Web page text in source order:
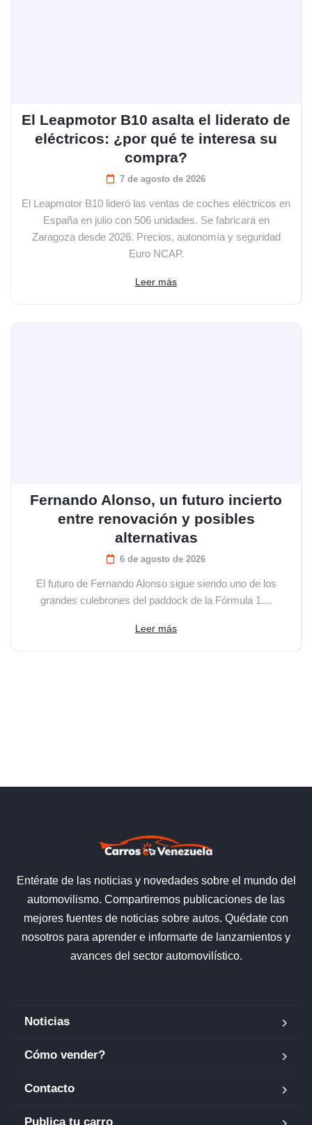
El Leapmotor B10 asalta el liderato de
eléctricos: ¿por qué te interesa su
compra?
7 de agosto de 2026
El Leapmotor B10 lideró las ventas de coches eléctricos en
España en julio con 506 unidades. Se fabricará en
Zaragoza desde 2026. Precios, autonomía y seguridad
Euro NCAP.
Leer más
Fernando Alonso, un futuro incierto
entre renovación y posibles
alternativas
6 de agosto de 2026
El futuro de Fernando Alonso sigue siendo uno de los
grandes culebrones del paddock de la Fórmula 1....
Leer más
Entérate de las noticias y novedades sobre el mundo del
automovilismo. Compartiremos publicaciones de las
mejores fuentes de noticias sobre autos. Quédate con
nosotros para aprender e informarte de lanzamientos y
avances del sector automovilístico.
Noticias
Cómo vender?
Contacto
Publica tu carro